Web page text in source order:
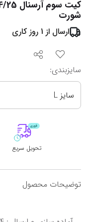
شورت
ارسال از 1 روز کاری
سایزبندی:
سایز L
تحویل سریع
توضیحات محصول